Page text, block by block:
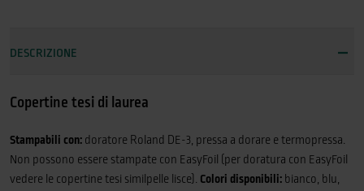
DESCRIZIONE
Copertine tesi di laurea
Stampabili con: doratore Roland DE-3, pressa a dorare e termopressa.
Non possono essere stampate con EasyFoil (per doratura con EasyFoil
vedere le copertine tesi similpelle lisce).
Colori disponibili: bianco, blu,